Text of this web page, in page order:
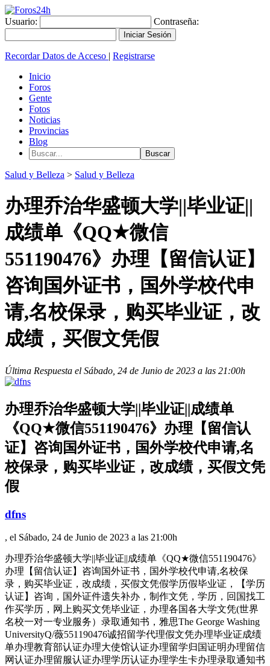
Usuario: Contraseña:
Recordar Datos de Acceso | Registrarse
Inicio
Foros
Gente
Fotos
Noticias
Provincias
Blog
Salud y Belleza > Salud y Belleza
办理乔治华盛顿大学||毕业证||
成绩单《QQ★微信
551190476》办理【留信认证】
咨询国外证书，国外学校代申
请,名校保录，购买毕业证，改
成绩，买假文凭假
Última Respuesta el Sábado, 24 de Junio de 2023 a las 21:00h
办理乔治华盛顿大学||毕业证||成绩单
《QQ★微信551190476》办理【留信认
证】咨询国外证书，国外学校代申请,名
校保录，购买毕业证，改成绩，买假文凭
假
dfns
, el Sábado, 24 de Junio de 2023 a las 21:00h
办理乔治华盛顿大学||毕业证||成绩单《QQ★微信551190476》
办理【留信认证】咨询国外证书，国外学校代申请,名校保
录，购买毕业证，改成绩，买假文凭假学历假毕业证，【学历
认证】咨询，国外证件遗失补办，制作文凭，学历，回国找工
作买学历，网上购买文凭毕业证，办理各国各大学文凭(世界
名校一对一专业服务）录取通知书，雅思The George Washing
UniversityQ/薇551190476诚招留学代理假文凭办理毕业证成绩
单办理教育部认证办理大使馆认证办理留学归国证明办理留信
网认证办理留服认证办理学历认证办理学生卡办理录取通知书